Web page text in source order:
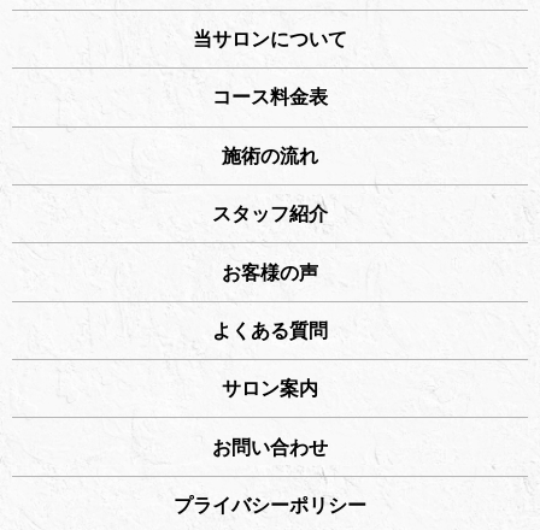
当サロンについて
コース料金表
施術の流れ
スタッフ紹介
お客様の声
よくある質問
サロン案内
お問い合わせ
プライバシーポリシー